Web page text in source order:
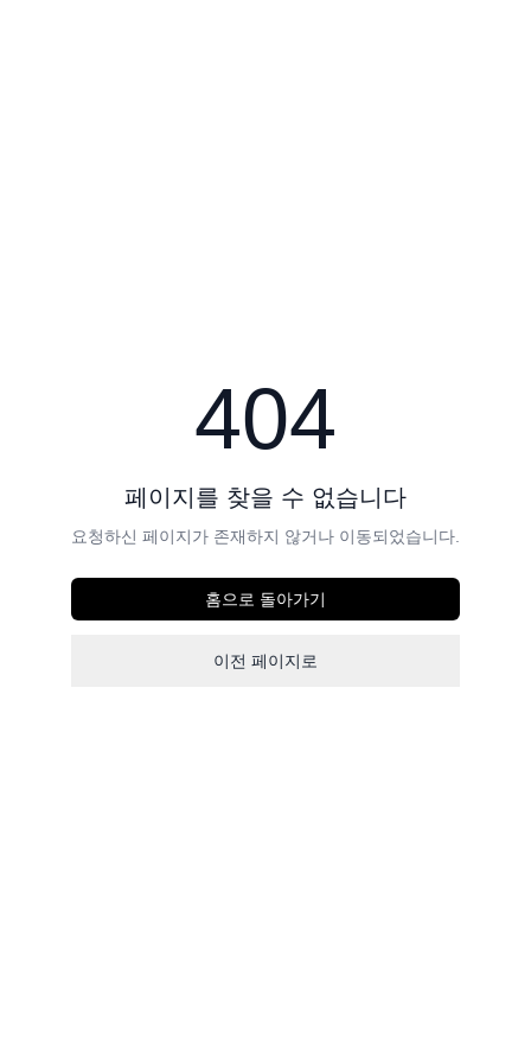
404
페이지를 찾을 수 없습니다
요청하신 페이지가 존재하지 않거나 이동되었습니다.
홈으로 돌아가기
이전 페이지로